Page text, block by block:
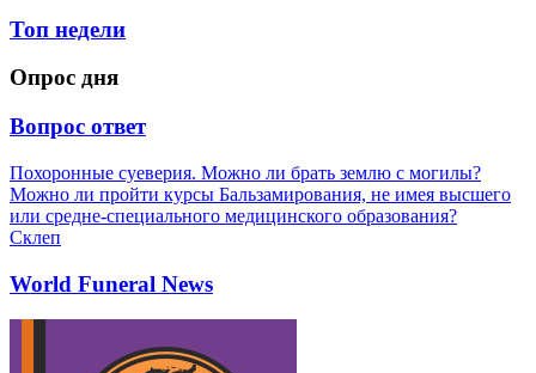
Топ недели
Опрос дня
Вопрос ответ
Похоронные суеверия. Можно ли брать землю с могилы?
Можно ли пройти курсы Бальзамирования, не имея высшего
или средне-специального медицинского образования?
Склеп
World Funeral News